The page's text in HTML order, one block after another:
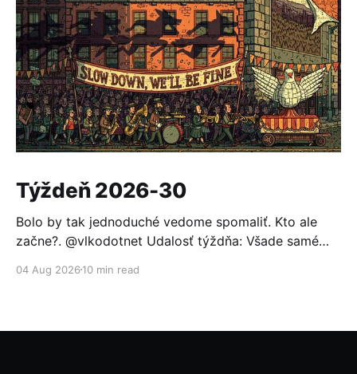
Týždeň 2026-30
Bolo by tak jednoduché vedome spomaliť. Kto ale
začne?. @vlkodotnet Udalosť týždňa: Všade samé
nabúrala do Hugging Face a ten sa nevedel brániť
bolo založenie aliancie za
04 Aug 2026 10 min read